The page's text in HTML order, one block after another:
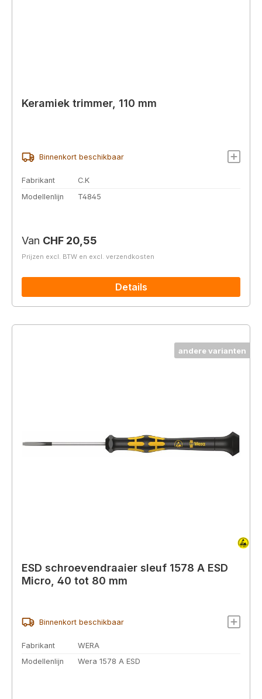
Keramiek trimmer, 110 mm
Binnenkort beschikbaar
Fabrikant
C.K
Modellenlijn
T4845
Normale prijs:
Van CHF 20,55
Prijzen excl. BTW en excl. verzendkosten
Details
andere varianten
ESD schroevendraaier sleuf 1578 A ESD
Micro, 40 tot 80 mm
Binnenkort beschikbaar
Fabrikant
WERA
Modellenlijn
Wera 1578 A ESD